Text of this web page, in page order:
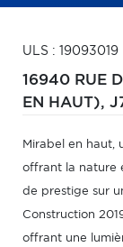
ULS : 19093019
16940 RUE
EN HAUT),
Mirabel en haut,
offrant la nature
de prestige sur
Construction
offrant une